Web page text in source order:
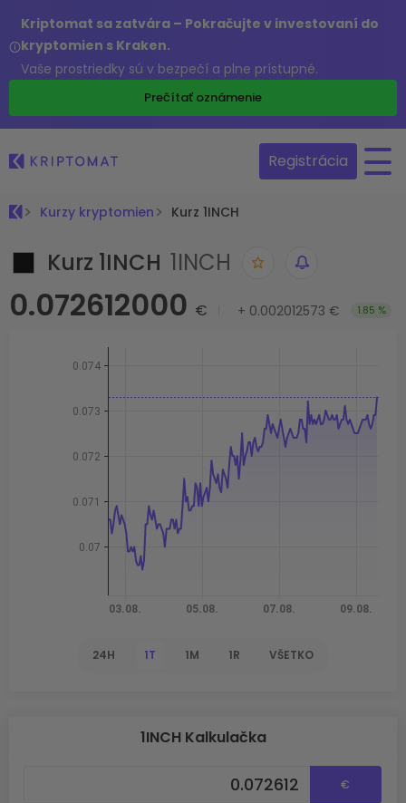
Kriptomat sa zatvára – Pokračujte v investovaní do
kryptomien s Kraken.
Vaše prostriedky sú v bezpečí a plne prístupné.
Prečítať oznámenie
Registrácia
Kurzy kryptomien Kurz 1INCH
Kurz 1INCH 1INCH
0.072612000 € + 0.002012573 € 1.85 %
24H 1T 1M 1R VŠETKO
1INCH Kalkulačka
€